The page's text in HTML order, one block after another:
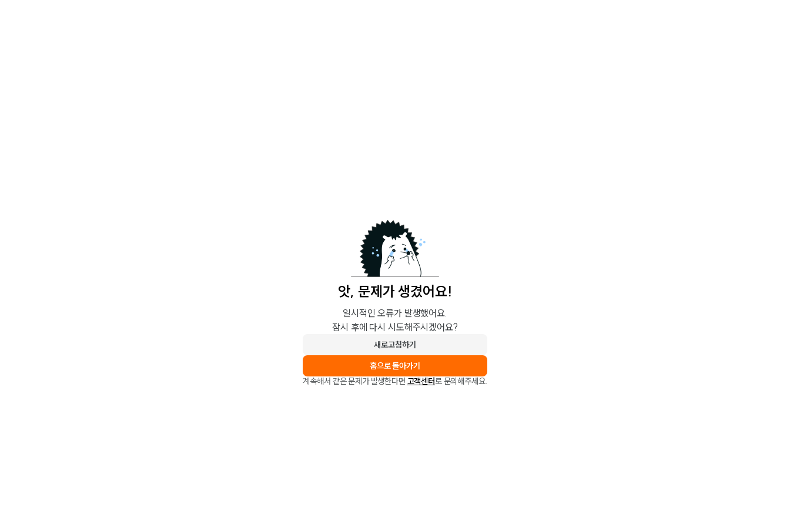
앗, 문제가 생겼어요!
일시적인 오류가 발생했어요.
잠시 후에 다시 시도해주시겠어요?
새로고침하기
홈으로 돌아가기
계속해서 같은 문제가 발생한다면 고객센터로 문의해주세요.